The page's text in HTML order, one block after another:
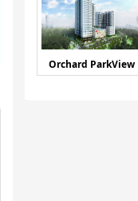
Orchard ParkView